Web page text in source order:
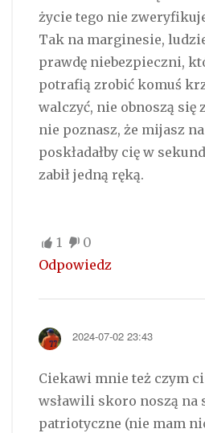
życie tego nie
Tak na marginesie,
prawdę niebezpieczni,
potrafią zrobić komuś
walczyć, nie obnoszą się
nie poznasz, że mijasz
poskładałby cię w
zabił jedną ręką.
1
0
Odpowiedz
2024-07-02 23:43
Ciekawi mnie też czym
wsławili skoro noszą na
patriotyczne (nie mam